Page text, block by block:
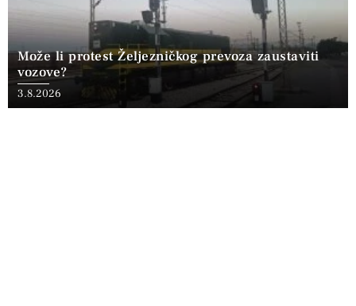
Može li protest Željezničkog prevoza zaustaviti
vozove?
3.8.2026